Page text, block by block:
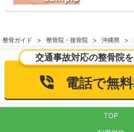
整骨ガイド 整骨院・接骨院 沖縄県
交通事故対応の整骨院
電話で無
TOP